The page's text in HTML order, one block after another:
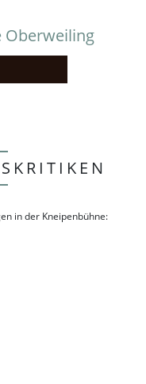
in der Kneipenbühne: